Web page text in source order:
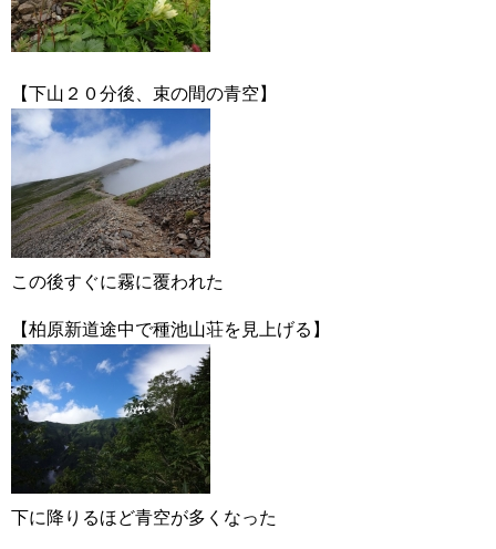
【下山２０分後、束の間の青空】
この後すぐに霧に覆われた
【柏原新道途中で種池山荘を見上げる】
下に降りるほど青空が多くなった